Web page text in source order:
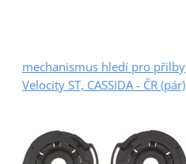
mechanismus hledí pro přilby
Velocity ST, CASSIDA - ČR (pár)